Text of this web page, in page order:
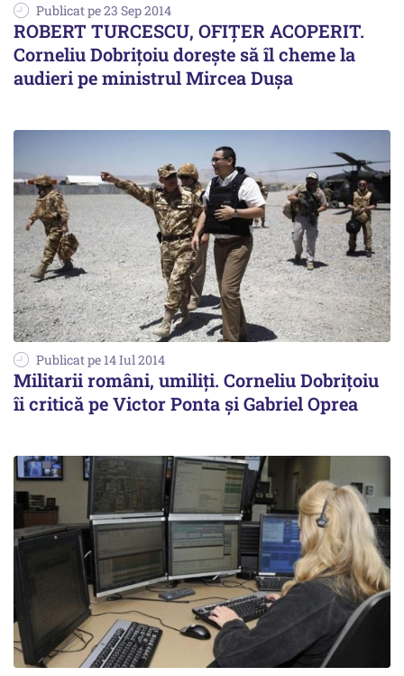
Publicat pe 23 Sep 2014
ROBERT TURCESCU, OFIȚER ACOPERIT.
Corneliu Dobrițoiu dorește să îl cheme la
audieri pe ministrul Mircea Dușa
Publicat pe 14 Iul 2014
Militarii români, umiliți. Corneliu Dobrițoiu
îi critică pe Victor Ponta și Gabriel Oprea